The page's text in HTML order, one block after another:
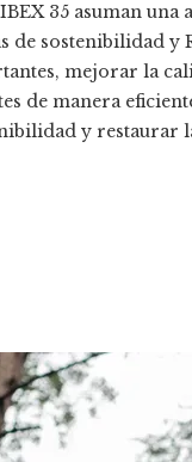
35 asuman
de sostenibilidad
mejorar la
de manera
y restaurar